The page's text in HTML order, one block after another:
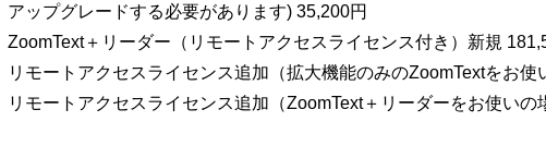
アップグレードする必要があります) 35,200円
ZoomText＋リーダー（リモートアクセスライセンス付き）新規
リモートアクセスライセンス追加（拡大機能のみのZoomTextをお使
リモートアクセスライセンス追加（ZoomText＋リーダーをお使いの